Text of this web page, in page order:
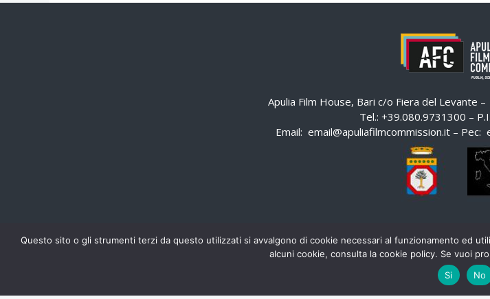
Apulia Film House, Bari c/o Fiera del Levante
Tel.: +39.080.9731300 –
Email: email@apuliafilmcommission.it – Pec:
Questo sito o gli strumenti terzi da questo utilizzati si avvalgono di cookie necessari al funzionamento ed
alcuni cookie, consulta la cookie policy. Se vuoi
Si
No